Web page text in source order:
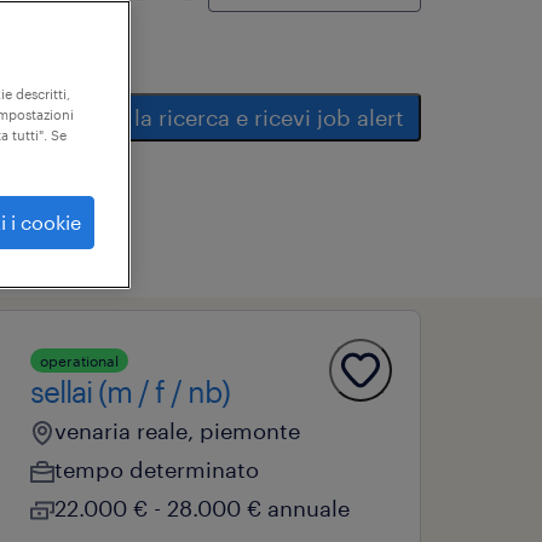
salva la ricerca e ricevi job alert
operational
sellai (m / f / nb)
venaria reale, piemonte
tempo determinato
22.000 € - 28.000 € annuale
descritti,
tutti". Se
i cookie